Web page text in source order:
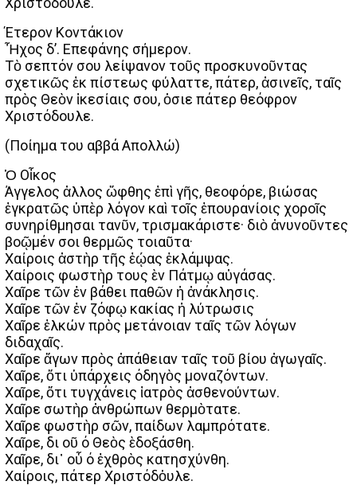
Έτερον Κοντάκιον
Ἦχος δ’. Επεφάνης σήμερον.
Τὸ σεπτόν σου λείψανον τοῦς προσκυνοῦντας
σχετικῶς ἐκ πίστεως φύλαττε, πάτερ, ἀσινεῖς, ταῖς
πρὸς Θεὸν ἱκεσίαις σου, ὁσιε πάτερ θεόφρον
Χριστόδουλε.
(Ποίημα του αββά Απολλώ)
Ὁ Οἶκος
Άγγελος ἀλλος ὤφθης ἐπὶ γῆς, θεοφόρε, βιώσας
ἐγκρατῶς ὑπὲρ λόγον καὶ τοῖς ἐπουρανίοις χοροῖς
συνηρίθμησαι τανῦν, τρισμακάριστε· διὸ ἀνυνοῦντες
βοῷμέν σοι θερμῶς τοιαῦτα·
Χαίροις ἀστὴρ τῆς ἐῴας ἑκλάμψας.
Χαίροις φωστὴρ τους ὲν Πάτμῳ αὐγάσας.
Χαῖρε τῶν ἑν βάθει παθῶν ἡ ἀνάκλησις.
Χαῖρε τῶν ἐν ζόφῳ κακίας ἡ λύτρωσις
Χαῖρε ἐλκών πρὸς μετάνοιαν ταῖς τῶν λόγων
διδαχαῖς.
Χαῖρε ἄγων πρὸς ἀπάθειαν ταῖς τοῦ βίου ἀγωγαῖς.
Χαῖρε, ὅτι ὑπάρχεις όδηγὸς μοναζόντων.
Χαῖρε, ὅτι τυγχάνεις ἰατρὸς ἀσθενούντων.
Χαῖρε σωτὴρ ἀνθρώπων θερμὸτατε.
Χαῖρε φωστὴρ σῶν, παίδων λαμπρότατε.
Χαῖρε, δι οῦ ό Θεὸς ὲδοξάσθη.
Χαῖρε, δι᾿ οὗ ό ἐχθρὸς κατησχύνθη.
Χαίροις, πάτερ Χριστόδὁυλε.